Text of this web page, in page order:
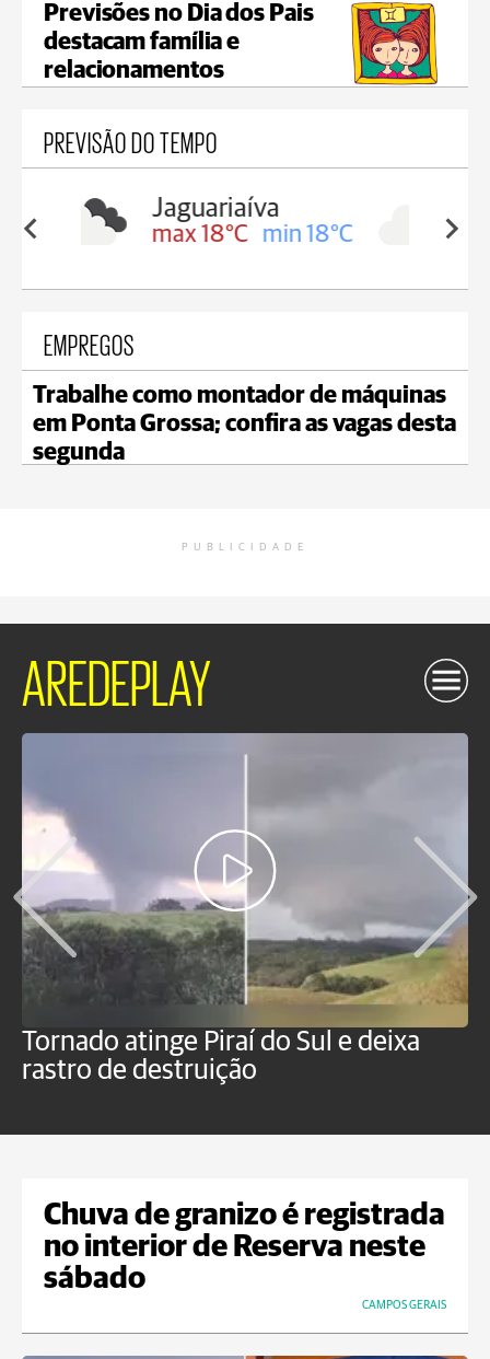
Previsões no Dia dos Pais
destacam família e
relacionamentos
PREVISÃO DO TEMPO
18°C
Tibagi
max 25°C min 22°C
EMPREGOS
Trabalhe como montador de máquinas
em Ponta Grossa; confira as vagas desta
segunda
PUBLICIDADE
AREDEPLAY
Tornado atinge Piraí do Sul e deixa
rastro de destruição
Chuva de granizo é registrada
no interior de Reserva neste
sábado
CAMPOS GERAIS